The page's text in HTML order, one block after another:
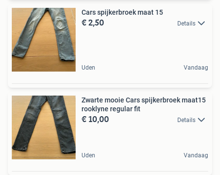
Cars spijkerbroek maat 15
€ 2,50 Details
Uden Vandaag
Zwarte mooie Cars spijkerbroek maat15
rooklyne regular fit
€ 10,00 Details
Uden Vandaag